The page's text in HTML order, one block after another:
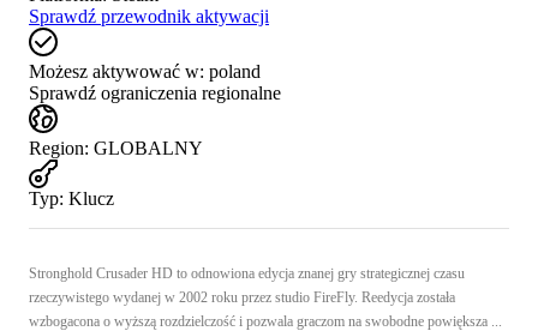
Sprawdź przewodnik aktywacji
Możesz aktywować w: poland
Sprawdź ograniczenia regionalne
Region: GLOBALNY
Typ: Klucz
Stronghold Crusader HD to odnowiona edycja znanej gry strategicznej czasu
rzeczywistego wydanej w 2002 roku przez studio FireFly. Reedycja została
wzbogacona o wyższą rozdzielczość i pozwala graczom na swobodne powiększa ...